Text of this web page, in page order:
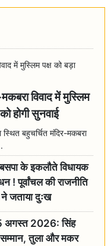
विवाद में मुस्लिम
होगी सुनवाई
बहुचर्चित मंदिर-मकबरा
के इकलौते विधायक
! पूर्वांचल की राजनीति
जताया दुःख
अगस्त 2026: सिंह
सम्मान, तुला और मकर